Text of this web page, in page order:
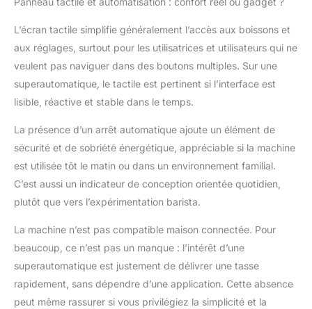
L’écran tactile simplifie généralement l’accès aux boissons et
aux réglages, surtout pour les utilisatrices et utilisateurs qui ne
veulent pas naviguer dans des boutons multiples. Sur une
superautomatique, le tactile est pertinent si l’interface est
lisible, réactive et stable dans le temps.
La présence d’un arrêt automatique ajoute un élément de
sécurité et de sobriété énergétique, appréciable si la machine
est utilisée tôt le matin ou dans un environnement familial.
C’est aussi un indicateur de conception orientée quotidien,
plutôt que vers l’expérimentation barista.
La machine n’est pas compatible maison connectée. Pour
beaucoup, ce n’est pas un manque : l’intérêt d’une
superautomatique est justement de délivrer une tasse
rapidement, sans dépendre d’une application. Cette absence
peut même rassurer si vous privilégiez la simplicité et la